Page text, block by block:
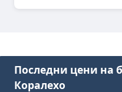
Последни цени на
Коралехо